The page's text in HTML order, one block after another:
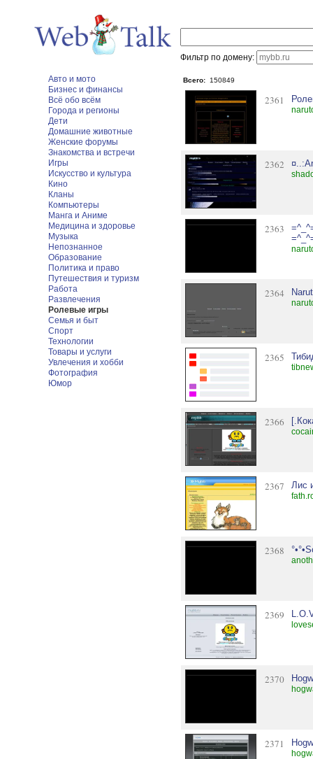
Фильтр по домену:
Авто и мото
Бизнес и финансы
Всё обо всём
Города и регионы
Дети
Домашние животные
Женские форумы
Знакомства и встречи
Игры
Искусство и культура
Кино
Кланы
Компьютеры
Манга и Аниме
Медицина и здоровье
Музыка
Непознанное
Образование
Политика и право
Путешествия и туризм
Работа
Развлечения
Ролевые игры
Семья и быт
Спорт
Технологии
Товары и услуги
Увлечения и хобби
Фотография
Юмор
Всего: 150849
2361
2362
2363
2364
2365
2366
2367 Лис
2368
2369
2370
2371